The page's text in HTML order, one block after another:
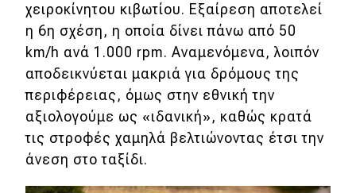
χειροκίνητου κιβωτίου. Εξαίρεση αποτελεί
η 6η σχέση, η οποία δίνει πάνω από 50
km/h ανά 1.000 rpm. Αναμενόμενα, λοιπόν
αποδεικνύεται μακριά για δρόμους της
περιφέρειας, όμως στην εθνική την
αξιολογούμε ως «ιδανική», καθώς κρατά
τις στροφές χαμηλά βελτιώνοντας έτσι την
άνεση στο ταξίδι.